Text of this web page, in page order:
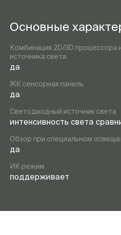
Основные
Комбинация 2D/3D процессора
источника света
да
ЖК сенсорная панель
да
Светодиодный источник света
интенсивность света
Обзор при специальном
да
ИК режим
поддерживает